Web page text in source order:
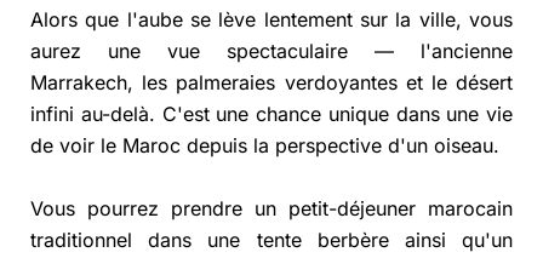
Alors que l'aube se lève lentement sur la ville, vous
aurez une vue spectaculaire — l'ancienne
Marrakech, les palmeraies verdoyantes et le désert
infini au-delà. C'est une chance unique dans une vie
de voir le Maroc depuis la perspective d'un oiseau.
Vous pourrez prendre un petit-déjeuner marocain
traditionnel dans une tente berbère ainsi qu'un